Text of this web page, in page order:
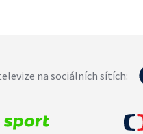
na sociálních sítích: